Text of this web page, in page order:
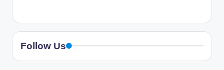
Follow Us